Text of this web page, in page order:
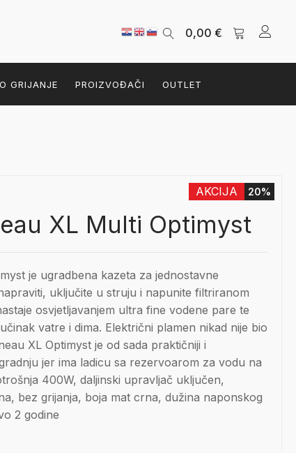
0,00 €
GRIJANJE PROIZVOĐAČI OUTLET
XL Multi Optimyst
AKCIJA 20%
je ugradbena kazeta za jednostavne
uključite u struju i napunite filtriranom
osvjetljavanjem ultra fine vodene pare te
vatre i dima. Električni plamen nikad nije bio
XL Optimyst je od sada praktičniji i
jer ima ladicu sa rezervoarom za vodu na
400W, daljinski upravljač uključen,
bez grijanja, boja mat crna, dužina naponskog
2 godine